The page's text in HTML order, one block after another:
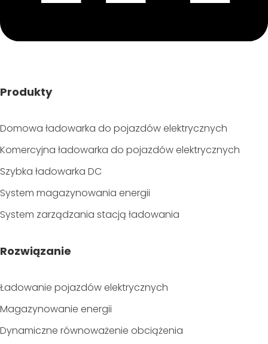
Produkty
Domowa ładowarka do pojazdów elektrycznych
Komercyjna ładowarka do pojazdów elektrycznych
Szybka ładowarka DC
System magazynowania energii
System zarządzania stacją ładowania
Rozwiązanie
Ładowanie pojazdów elektrycznych
Magazynowanie energii
Dynamiczne równoważenie obciążenia